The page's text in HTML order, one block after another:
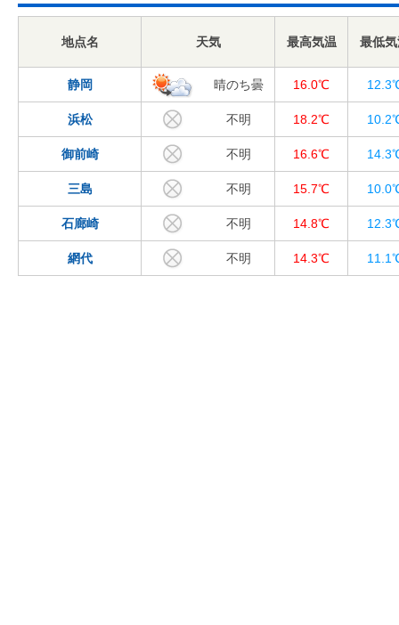
地点名 天気 最高気温 最低
静岡 晴のち曇 16.0℃
浜松 不明 18.2℃
御前崎 不明 16.6℃
三島 不明 15.7℃
石廊崎 不明 14.8℃
網代 不明 14.3℃